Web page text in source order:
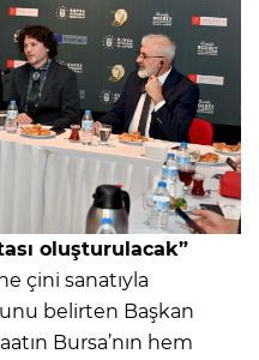
oluşturulacak”
çini sanatıyla
belirten Başkan
Bursa’nın hem